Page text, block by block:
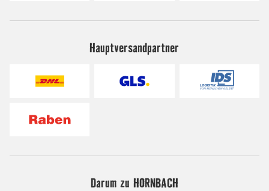
Hauptversandpartner
Darum zu HORNBACH